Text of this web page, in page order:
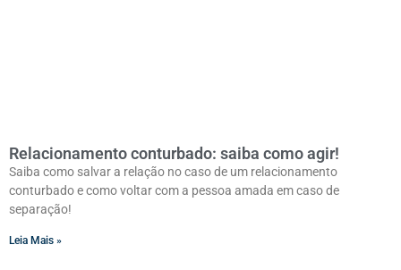
Relacionamento conturbado: saiba como agir!
Saiba como salvar a relação no caso de um relacionamento
conturbado e como voltar com a pessoa amada em caso de
separação!
Leia Mais »